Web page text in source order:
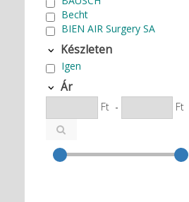
Becht
BIEN AIR Surgery SA
Bode Chemie
Cardex
Carlo de Giorgi srl
CATTANI SpA
CAVEX
Cefla S.C.
CEMM Dental High Tech Ltd.
Coxo Medical Instrument Co.
Készleten
Igen
Ár
Ft - Ft